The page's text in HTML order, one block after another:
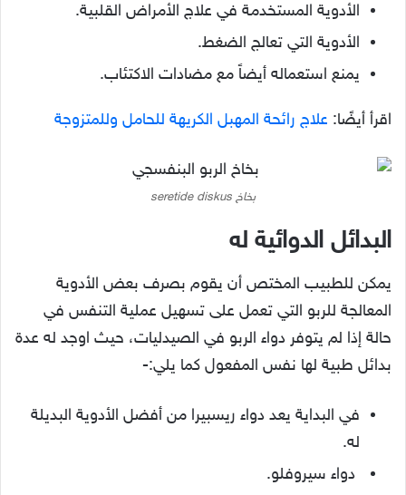
الأدوية المستخدمة في علاج الأمراض القلبية.
الأدوية التي تعالج الضغط.
يمنع استعماله أيضاً مع مضادات الاكتئاب.
اقرأ أيضًا: علاج رائحة المهبل الكريهة للحامل وللمتزوجة
بخاخ seretide diskus
البدائل الدوائية له
يمكن للطبيب المختص أن يقوم بصرف بعض الأدوية
المعالجة للربو التي تعمل على تسهيل عملية التنفس في
حالة إذا لم يتوفر دواء الربو في الصيدليات، حيث اوجد له عدة
بدائل طبية لها نفس المفعول كما يلي:-
في البداية يعد دواء ريسبيرا من أفضل الأدوية البديلة
له.
دواء سيروفلو.